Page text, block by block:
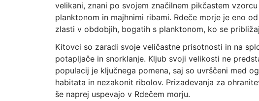
velikani, znani po svojem značilnem pikčastem
planktonom in majhnimi ribami. Rdeče morje je eno
zlasti v obdobjih, bogatih s planktonom, ko se
Kitovci so zaradi svoje veličastne prisotnosti in na
potapljače in snorklanje. Kljub svoji velikosti ne
populacij je ključnega pomena, saj so uvrščeni med
habitata in nezakonit ribolov. Prizadevanja za
še naprej uspevajo v Rdečem morju.